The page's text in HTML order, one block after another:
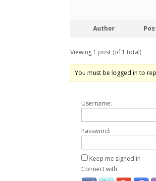
Author
Viewing 1 post (of 1 total)
You must be logged in to
Username:
Password:
Keep me signed in
Connect with